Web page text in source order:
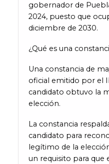
gobernador de
2024, puesto que
diciembre de 2030.
¿Qué es una
Una constancia de
oficial emitido por el
candidato obtuvo la
elección.
La constancia
candidato para
legítimo de la
un requisito para que